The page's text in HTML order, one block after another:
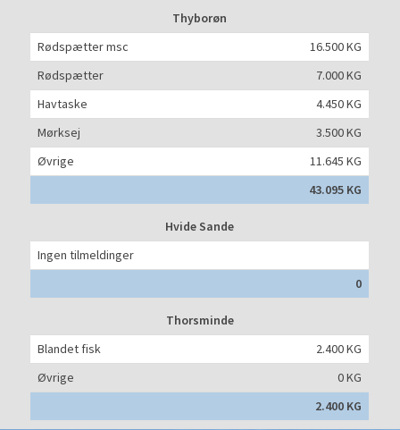
Thyborøn
Rødspætter msc
16.500 KG
Rødspætter
7.000 KG
Havtaske
4.450 KG
Mørksej
3.500 KG
Øvrige
11.645 KG
43.095 KG
Hvide Sande
Ingen tilmeldinger
0
Thorsminde
Blandet fisk
2.400 KG
Øvrige
0 KG
2.400 KG